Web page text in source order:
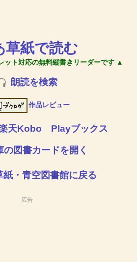
草紙で読む
ット対応の無料縦書きリーダーです ▲
朗読を検索
作品レビュー
天Kobo Playブックス
の図書カードを開く
紙・青空図書館に戻る
広告